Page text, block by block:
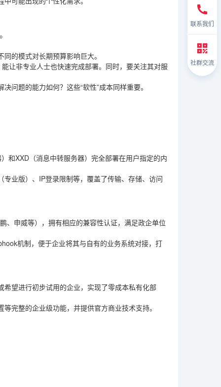
的模式对长期预算影响巨大。
让非专业人士也快速完成部署。同时，要关注其对服
问题的能力如何？这些“软性”成本同样重要。
和XXD（消息中转服务器）完全部署在用户指定的内
业版）、IP登录限制等，覆盖了传输、存储、访问
、申威等），拥有相应的兼容性认证，满足政企单位
机制，便于企业将其与自有的业务系统对接，打
望进行初步试用的企业，实现了零成本私有化部
完整的企业级功能，并提供官方商业技术支持。
联系我们
社群交流